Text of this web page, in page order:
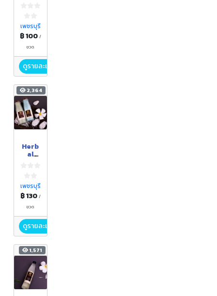
บริสุท
ธิ์
เพชรบุรี
฿ 100 /
ขวด
ดูรายละเอียด
2,364
Herb
al
เกลือ
แช่
เพชรบุรี
฿ 130 /
ขวด
ดูรายละเอียด
1,571